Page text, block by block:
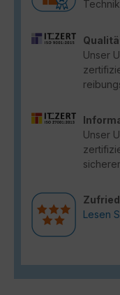
Unser
Unser
Lesen